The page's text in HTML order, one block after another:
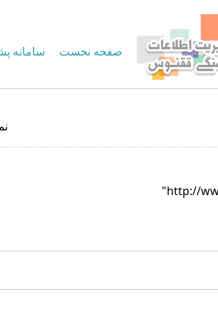
صفحه نخست سامانه